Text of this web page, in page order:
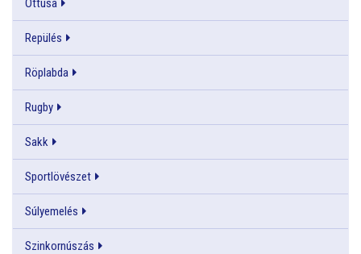
Öttusa
Repülés
Röplabda
Rugby
Sakk
Sportlövészet
Súlyemelés
Szinkornúszás